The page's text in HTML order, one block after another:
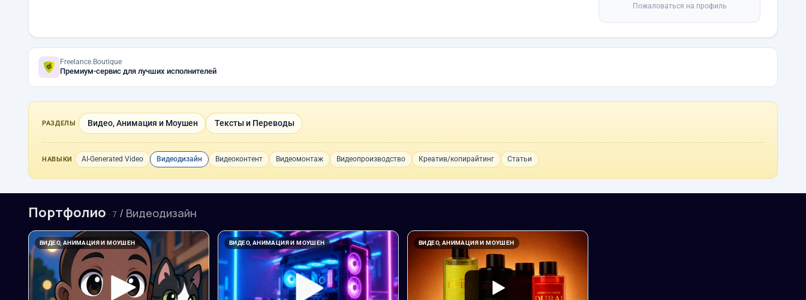
Пожаловаться на профиль
Freelance.Boutique
Премиум-сервис для лучших исполнителей
РАЗДЕЛЫ Видео, Анимация и Моушен Тексты и Переводы
НАВЫКИ AI-Generated Video Видеодизайн Видеоконтент Видеомонтаж Видеопроизводство Креатив/копирайтинг Статьи
Портфолио · 7 / Видеодизайн
ВИДЕО, АНИМАЦИЯ И МОУШЕН ВИДЕО, АНИМАЦИЯ И МОУШЕН ВИДЕО, АНИМАЦИЯ И МОУШЕН